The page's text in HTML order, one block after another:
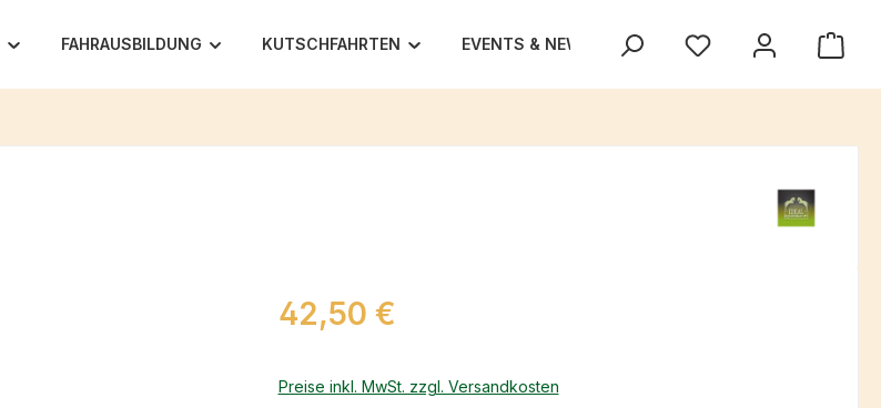
FAHRAUSBILDUNG KUTSCHFAHRTEN EVENTS & NEWS UNSER TEAM TEXAS
Regulärer Preis:
42,50 €
Preise inkl. MwSt. zzgl. Versandkosten